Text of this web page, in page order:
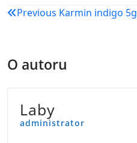
Navigacija
Previous Karmin indigo 5g
O autoru
Laby
administrator